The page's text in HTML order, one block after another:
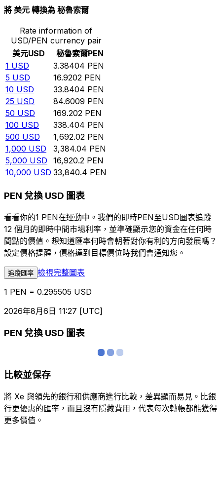
將 美元 轉換為 秘魯索爾
Rate information of
USD/PEN currency pair
美元USD 秘魯索爾PEN
1 USD 3.38404 PEN
5 USD 16.9202 PEN
10 USD 33.8404 PEN
25 USD 84.6009 PEN
50 USD 169.202 PEN
100 USD 338.404 PEN
500 USD 1,692.02 PEN
1,000 USD 3,384.04 PEN
5,000 USD 16,920.2 PEN
10,000 USD 33,840.4 PEN
PEN 兌換 USD 圖表
看看你的1 PEN在運動中。我們的即時PEN至USD圖表追蹤
12 個月的即時中間市場利率，並準確顯示您的資金在任何時
間點的價值。想知道匯率何時會朝著對你有利的方向發展嗎？
設定價格提醒，價格達到目標價位時我們會通知您。
追蹤匯率 檢視完整圖表
1 PEN = 0.295505 USD
2026年8月6日 11:27 [UTC]
PEN 兌換 USD 圖表
比較並保存
將 Xe 與領先的銀行和供應商進行比較，差異顯而易見。比銀
行更優惠的匯率，而且沒有隱藏費用，代表每次轉帳都能獲得
更多價值。